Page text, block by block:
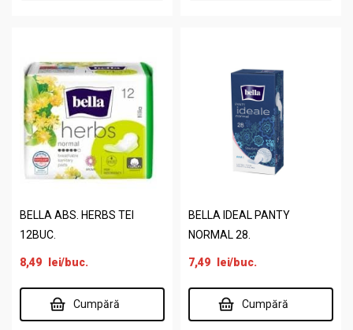
BELLA ABS. HERBS TEI
12BUC.
8,49 lei/buc.
Cumpără
BELLA IDEAL PANTY
NORMAL 28.
7,49 lei/buc.
Cumpără